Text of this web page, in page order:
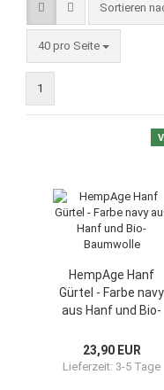
Sortieren
40 pro Seite
1
HempAge Hanf
Gürtel - Farbe navy
aus Hanf und Bio-
23,90 EUR
Lieferzeit: 3-5 Tage